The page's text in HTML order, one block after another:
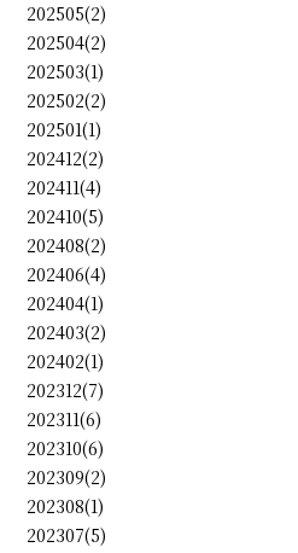
202505(2)
202504(2)
202503(1)
202502(2)
202501(1)
202412(2)
202411(4)
202410(5)
202408(2)
202406(4)
202404(1)
202403(2)
202402(1)
202312(7)
202311(6)
202310(6)
202309(2)
202308(1)
202307(5)